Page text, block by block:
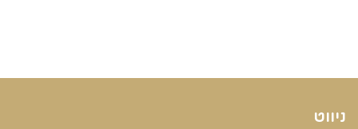
ניווט